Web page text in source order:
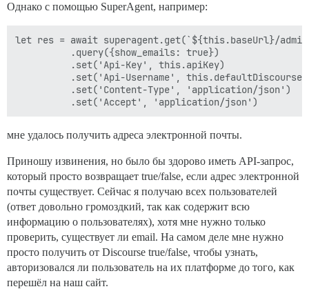
Однако с помощью SuperAgent, например:
let res = await superagent.get(`${this.baseUrl}/
          .query({show_emails: true})
          .set('Api-Key', this.apiKey)
.set('Api-Username',
          .set('Content-Type', 'application/json')
мне удалось получить адреса электронной почты.
Приношу извинения, но было бы здорово иметь API-запрос,
который просто возвращает true/false, если адрес электронной
почты существует. Сейчас я получаю всех пользователей
(ответ довольно громоздкий, так как содержит всю
информацию о пользователях), хотя мне нужно только
проверить, существует ли email. На самом деле мне нужно
просто получить от Discourse true/false, чтобы узнать,
авторизовался ли пользователь на их платформе до того, как
перешёл на наш сайт.